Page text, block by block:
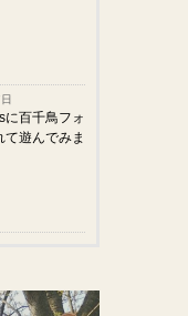
に百千鳥フォ
て遊んでみま